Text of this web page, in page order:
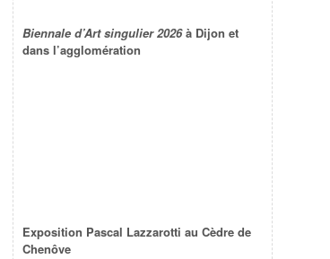
Biennale d’Art singulier 2026à Dijon et
dans l’agglomération
Exposition Pascal Lazzarotti au Cèdre de
Chenôve